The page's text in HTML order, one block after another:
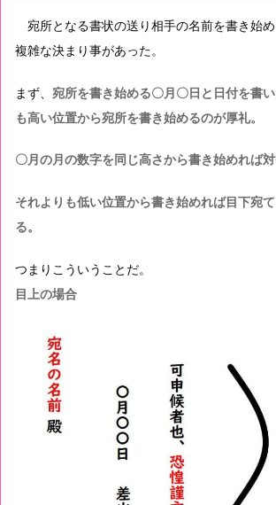
宛所となる書状の送り相手の名前を書き始
複雑な決まり事があった。
まず、 宛所を書き始める〇月〇日と日付を書
も高い位置から宛所を書き始めるのが厚礼。
〇月の月の数字を同じ高さから書き始めれば対
それよりも低い位置から書き始めれば目下宛
る。
つまりこういうことだ。
目上の場合